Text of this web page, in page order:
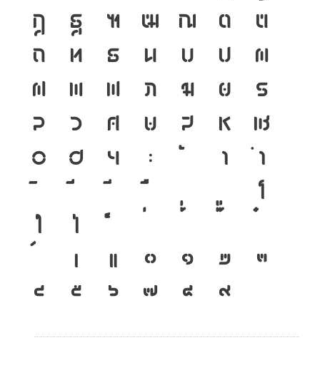
ฏ
ฐ ฑ ฒ ณ ด
ต
ถ
ท ธ น บ ป ผ
ฝ พ ฟ ภ ม ย
ร
ล
ว ศ ษ ส ห ฬ
อ ฮ ฯ ะ า
ำ
โ
ใ
ไ
เ
แ ๐ ๑ ๒
๓
๔
๕ ๖ ๗ ๘ ๙